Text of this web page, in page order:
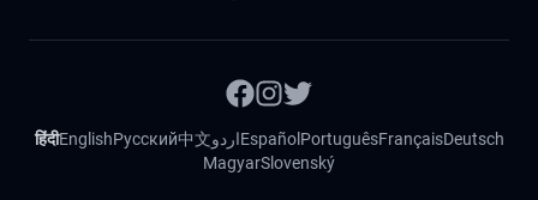
हिंदीEnglishРусский中文اردوEspañol PortuguêsFrançaisDeutsch
MagyarSlovenský